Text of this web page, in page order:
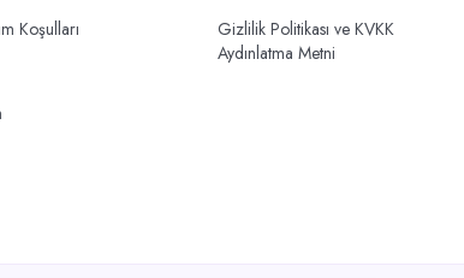
Koşulları
Gizlilik Politikası ve KVKK
Aydınlatma Metni